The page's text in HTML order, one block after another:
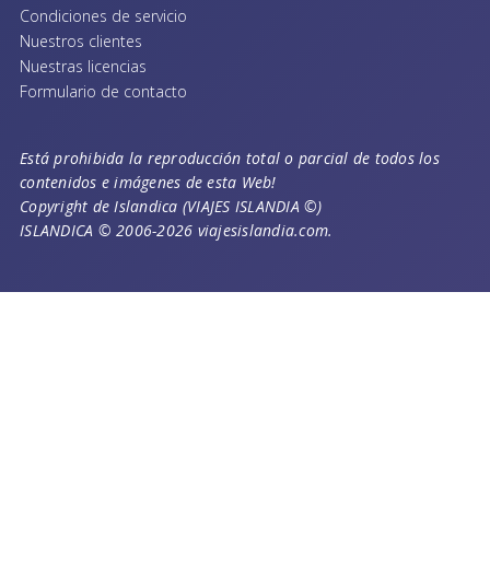
Condiciones de servicio
Nuestros clientes
Nuestras licencias
Formulario de contacto
Está prohibida la reproducción total o parcial de todos los
contenidos e imágenes de esta Web!
Copyright de Islandica (VIAJES ISLANDIA ©)
ISLANDICA © 2006-2026 viajesislandia.com.